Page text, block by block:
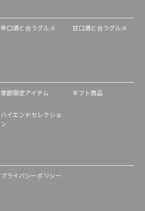
辛口酒と合うグルメ
甘口酒と合うグルメ
季節限定アイテム ギフト商品
ハイエンドセレクショ
ン
プライバシーポリシー